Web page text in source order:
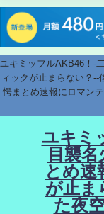
ユキミッフルAKB46！-
ィックが止まらない？
愕まとめ速報にロマン
ユキミ
目襲
とめ速
が止ま
た夜